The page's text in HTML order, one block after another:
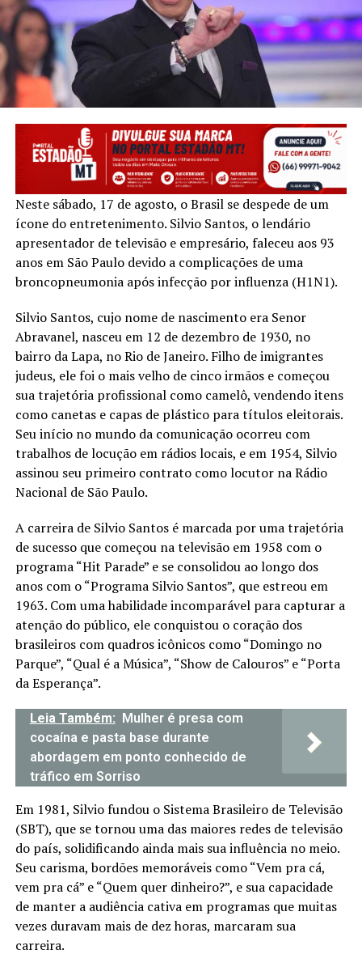
Neste sábado, 17 de agosto, o Brasil se despede de um
ícone do entretenimento. Silvio Santos, o lendário
apresentador de televisão e empresário, faleceu aos 93
anos em São Paulo devido a complicações de uma
broncopneumonia após infecção por influenza (H1N1).
Silvio Santos, cujo nome de nascimento era Senor
Abravanel, nasceu em 12 de dezembro de 1930, no
bairro da Lapa, no Rio de Janeiro. Filho de imigrantes
judeus, ele foi o mais velho de cinco irmãos e começou
sua trajetória profissional como camelô, vendendo itens
como canetas e capas de plástico para títulos eleitorais.
Seu início no mundo da comunicação ocorreu com
trabalhos de locução em rádios locais, e em 1954, Silvio
assinou seu primeiro contrato como locutor na Rádio
Nacional de São Paulo.
A carreira de Silvio Santos é marcada por uma trajetória
de sucesso que começou na televisão em 1958 com o
programa “Hit Parade” e se consolidou ao longo dos
anos com o “Programa Silvio Santos”, que estreou em
1963. Com uma habilidade incomparável para capturar a
atenção do público, ele conquistou o coração dos
brasileiros com quadros icônicos como “Domingo no
Parque”, “Qual é a Música”, “Show de Calouros” e “Porta
da Esperança”.
Leia Também: Mulher é presa com
cocaína e pasta base durante
abordagem em ponto conhecido de
tráfico em Sorriso
Em 1981, Silvio fundou o Sistema Brasileiro de Televisão
(SBT), que se tornou uma das maiores redes de televisão
do país, solidificando ainda mais sua influência no meio.
Seu carisma, bordões memoráveis como “Vem pra cá,
vem pra cá” e “Quem quer dinheiro?”, e sua capacidade
de manter a audiência cativa em programas que muitas
vezes duravam mais de dez horas, marcaram sua
carreira.